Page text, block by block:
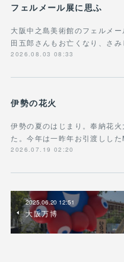
フェルメール展に思ふ
大阪中之島美術館のフェルメ
田五郎さんもお亡くなり、さ
2026.08.03 08:33
伊勢の花火
伊勢の夏のはじまり。奉納花火
た。今年は一昨年お引渡しし
2026.07.19 02:20
2025.06.20 12:51
大阪万博